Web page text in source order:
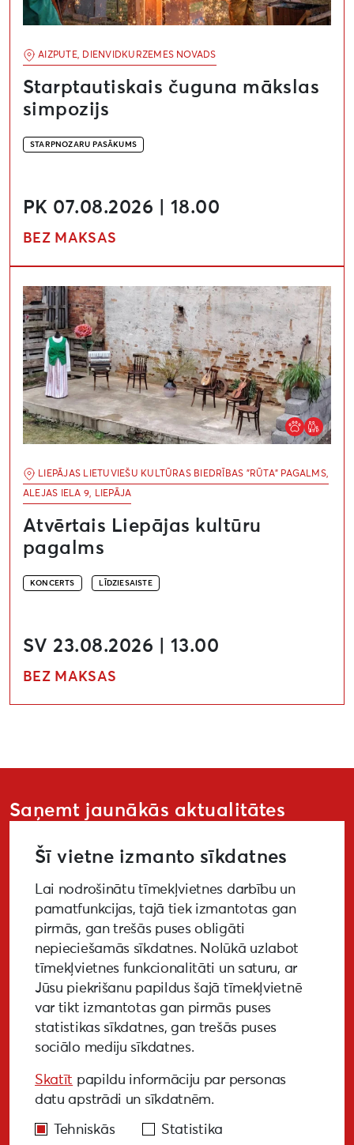
AIZPUTE, DIENVIDKURZEMES NOVADS
Starptautiskais čuguna mākslas
simpozijs
STARPNOZARU PASĀKUMS
PK 07.08.2026 | 18.00
BEZ MAKSAS
LIEPĀJAS LIETUVIEŠU KULTŪRAS BIEDRĪBAS "RŪTA" PAGALMS,
ALEJAS IELA 9, LIEPĀJA
Atvērtais Liepājas kultūru
pagalms
KONCERTS LĪDZIESAISTE
SV 23.08.2026 | 13.00
BEZ MAKSAS
Saņemt jaunākās aktualitātes
PIETEIKTIES
GALERIJA MEDIJIEM LKA PĒTĪJUMS
BUJ NOTIKUŠIE PASĀKUMI
PIEKĻŪSTAMĪBAS VADLĪNIJAS
Šī vietne izmanto sīkdatnes
Lai nodrošinātu tīmekļvietnes darbību un
pamatfunkcijas, tajā tiek izmantotas gan
pirmās, gan trešās puses obligāti
nepieciešamās sīkdatnes. Nolūkā uzlabot
tīmekļvietnes funkcionalitāti un saturu, ar
Jūsu piekrišanu papildus šajā tīmekļvietnē
var tikt izmantotas gan pirmās puses
statistikas sīkdatnes, gan trešās puses
sociālo mediju sīkdatnes.
Skatīt papildu informāciju par personas
datu apstrādi un sīkdatnēm.
Tehniskās Statistika